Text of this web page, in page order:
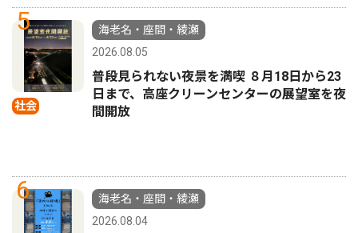
5
社会
海老名・座間・綾瀬
2026.08.05
普段見られない夜景を満喫 ８月18日から23
日まで、高座クリーンセンターの展望室を夜
間開放
6
海老名・座間・綾瀬
2026.08.04